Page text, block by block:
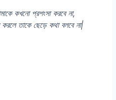
কখনো প্রশংসা করবে না,
তাকে ছেড়ে কথা বলবে না|